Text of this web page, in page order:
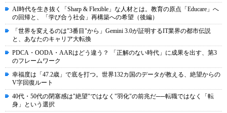
AI時代を生き抜く「Sharp & Flexible」な人材とは。教育の原点「Educare」へ
の回帰と、「学び合う社会」再構築への希望（後編）
「世界を変えるのは"3番目"から」Gemini 3.0が証明するIT業界の都市伝説
と、あなたのキャリア大転換
PDCA・OODA・AARはどう違う？ 「正解のない時代」に成果を出す、第3
のフレームワーク
幸福度は「47.2歳」で底を打つ。世界132カ国のデータが教える、絶望からの
V字回復ルート
40代・50代の閉塞感は"絶望"ではなく"羽化"の前兆だ──転職ではなく「転
身」という選択